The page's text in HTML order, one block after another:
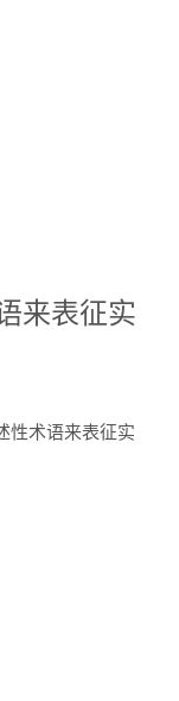
来表征实
性术语来表征实